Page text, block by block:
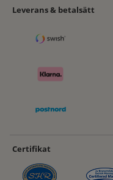
Leverans & betalsätt
Certifikat